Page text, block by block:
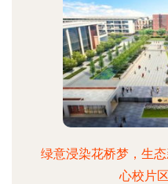
绿意浸染花桥梦，生
心校片